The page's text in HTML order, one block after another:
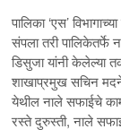
पालिका ‘एस’
संपला तरी पालिकेतर्फे
डिसुजा यांनी केलेल्या
शाखाप्रमुख सचिन मदने
येथील नाले सफाईचे
रस्ते दुरुस्ती, नाले